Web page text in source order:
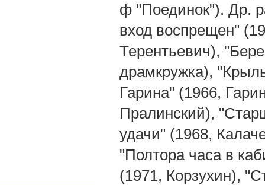
ф "Поединок"). Др.
вход воспрещен"
Терентьевич),
драмкружка),
Гарина" (1966,
Пралинский),
удачи" (1968,
"Полтора часа в
(1971, Корзухин),